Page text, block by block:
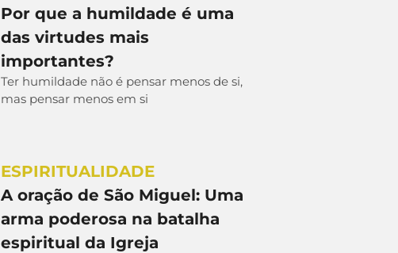
Por que a humildade é uma
das virtudes mais
importantes?
Ter humildade não é pensar menos de si,
mas pensar menos em si
ESPIRITUALIDADE
A oração de São Miguel: Uma
arma poderosa na batalha
espiritual da Igreja